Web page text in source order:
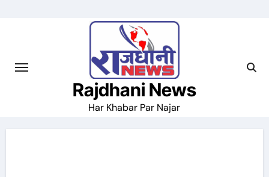
Rajdhani News
Har Khabar Par Najar